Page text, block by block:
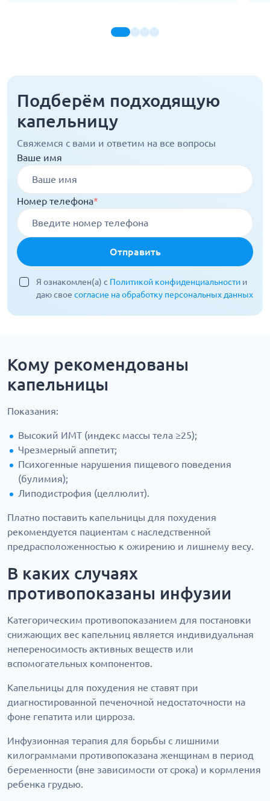
Подберём подходящую
капельницу
Свяжемся с вами и ответим на все вопросы
Ваше имя
Номер телефона*
Отправить
Я ознакомлен(а) с Политикой конфиденциальности и
даю свое согласие на обработку персональных данных
Кому рекомендованы
капельницы
Показания:
Высокий ИМТ (индекс массы тела ≥25);
Чрезмерный аппетит;
Психогенные нарушения пищевого поведения
(булимия);
Липодистрофия (целлюлит).
Платно поставить капельницы для похудения
рекомендуется пациентам с наследственной
предрасположенностью к ожирению и лишнему весу.
В каких случаях
противопоказаны инфузии
Категорическим противопоказанием для постановки
снижающих вес капельниц является индивидуальная
непереносимость активных веществ или
вспомогательных компонентов.
Капельницы для похудения не ставят при
диагностированной печеночной недостаточности на
фоне гепатита или цирроза.
Инфузионная терапия для борьбы с лишними
килограммами противопоказана женщинам в период
беременности (вне зависимости от срока) и кормления
ребенка грудью.